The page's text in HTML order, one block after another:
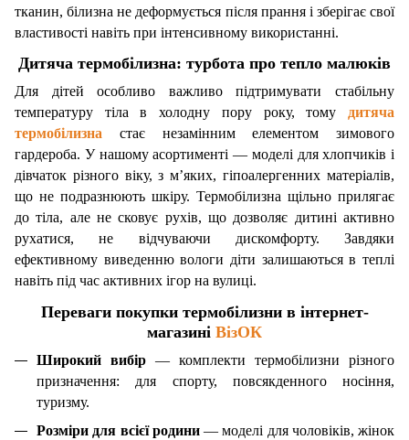
тканин, білизна не деформується після прання і зберігає свої
властивості навіть при інтенсивному використанні.
Дитяча термобілизна: турбота про тепло малюків
Для дітей особливо важливо підтримувати стабільну
температуру тіла в холодну пору року, тому дитяча
термобілизна стає незамінним елементом зимового
гардероба. У нашому асортименті — моделі для хлопчиків і
дівчаток різного віку, з м’яких, гіпоалергенних матеріалів,
що не подразнюють шкіру. Термобілизна щільно прилягає
до тіла, але не сковує рухів, що дозволяє дитині активно
рухатися, не відчуваючи дискомфорту. Завдяки
ефективному виведенню вологи діти залишаються в теплі
навіть під час активних ігор на вулиці.
Переваги покупки термобілизни в інтернет-
магазині ВізОК
Широкий вибір — комплекти термобілизни різного
призначення: для спорту, повсякденного носіння,
туризму.
Розміри для всієї родини— моделі для чоловіків, жінок